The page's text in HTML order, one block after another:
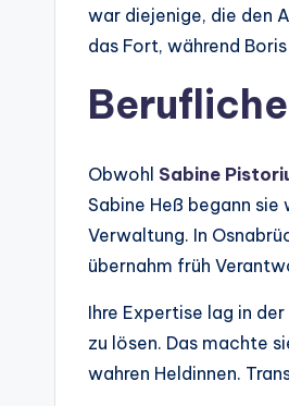
war diejenige, die den
das Fort, während
Obwohl Sabine
Sabine Heß begann
Verwaltung. In
übernahm früh
Ihre Expertise lag in
zu lösen. Das machte
wahren Heldinnen.